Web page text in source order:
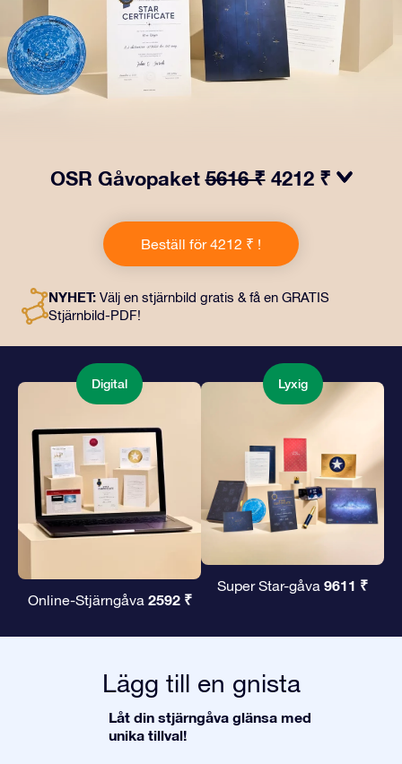
OSR Gåvopaket5616 ₹ 4212 ₹
gåva ingår ett vackert kuvert och personliga dokument
som skickas till en adress som du väljer, samt digitala
dokument och fri användning av våra appar. Det är ett
kära.
Beställ för 4212 ₹ !
NYHET: Välj en stjärnbild gratis & få en GRATIS
Stjärnbild-PDF!
Digital
Online-Stjärngåva 2592 ₹
Lyxig
Super Star-gåva 9611 ₹
Lägg till en gnista
Låt din stjärngåva glänsa med
unika tillval!